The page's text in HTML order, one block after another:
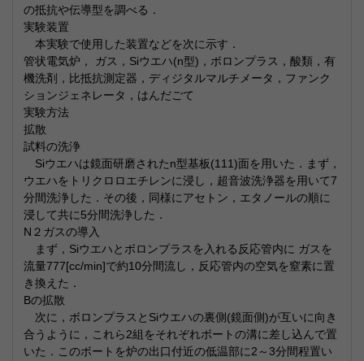
の抵抗や伝導型を調べる．
実験装置
本実験で使用した装置などを次に示す．
管状電気炉， ガス，Siウエハ(n型)，ボロンプラス，酸類，有
機洗剤，比抵抗測定器，ディジタルマルチメータ，ファンク
ションジェネレータ，はんだごて
実験方法
拡散
試料の洗浄
Siウエハは鏡面研磨されたn型基板(111)面を用いた．まず，
ウエハをトリクロロエチレンに浸し，超音波洗浄器を用いて7
分間洗浄した．その後，同様にアセトン，エタノールの順に
浸して共に5分間洗浄した．
N２ガスの導入
まず，Siウエハとボロンプラスを入れる反応管内に ガスを
流量777[cc/min]で約10分間流し，反応管内の空気を窒素に置
き換えた．
Bの拡散
次に，ボロンプラスとSiウエハの裏側(鏡面側)が互いに向き
合うように，これら2組をそれぞれボートの溝に差し込んで置
いた．このボートを炉の出口付近の低温部に2～3分間程置い